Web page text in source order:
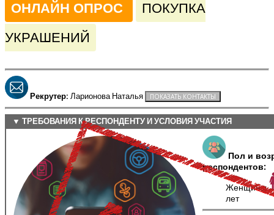
ОНЛАЙН ОПРОС
ПОКУПКА
УКРАШЕНИЙ
Рекрутер: Ларионова Наталья
▼ ТРЕБОВАНИЯ К РЕСПОНДЕНТУ И УСЛОВИЯ УЧАСТИЯ
Пол и
респондентов:
Женщины
лет